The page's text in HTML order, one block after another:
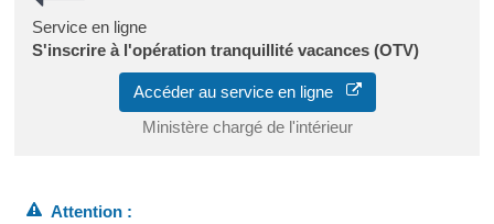
Service en ligne
S'inscrire à l'opération tranquillité vacances (OTV)
Accéder au service en ligne
Ministère chargé de l'intérieur
Attention :